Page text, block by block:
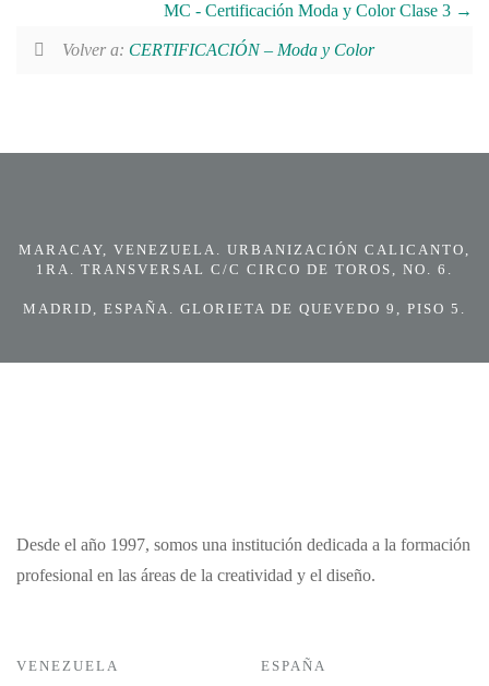
MC - Certificación Moda y Color Clase 3
Volver a: CERTIFICACIÓN – Moda y Color
MARACAY, VENEZUELA. URBANIZACIÓN CALICANTO,
1RA. TRANSVERSAL C/C CIRCO DE TOROS, NO. 6.
MADRID, ESPAÑA. GLORIETA DE QUEVEDO 9, PISO 5.
Desde el año 1997, somos una institución dedicada a la formación
profesional en las áreas de la creatividad y el diseño.
VENEZUELA ESPAÑA